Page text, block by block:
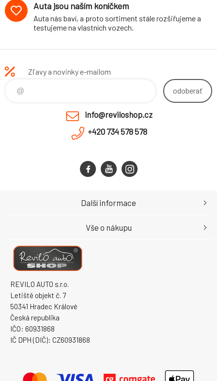
Auta jsou naším koníčkem
Auta nás baví, a proto sortiment stále rozšiřujeme a
testujeme na vlastních vozech.
Zľavy a novinky e-mailom
odoberať
info@reviloshop.cz
+420 734 578 578
REVILO AUTO s.r.o.
Letiště objekt č. 7
50341 Hradec Králové
Česká republika
IČO: 60931868
IČ DPH (DIČ): CZ60931868
Další informace
Vše o nákupu